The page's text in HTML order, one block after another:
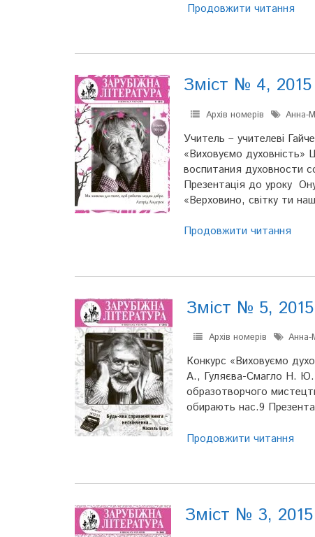
Продовжити читання
Зміст № 4, 2015
Архів номерів Анна-
Учитель – учителеві
«Виховуємо
воспитания духовности
Презентація до уроку
«Верховино, світку ти
Продовжити читання
Зміст № 5, 2015
Архів номерів Анна-
Конкурс «Виховуємо
А., Гуляєва-Смагло Н. Ю.
образотворчого
обирають нас.9
Продовжити читання
Зміст № 3, 2015